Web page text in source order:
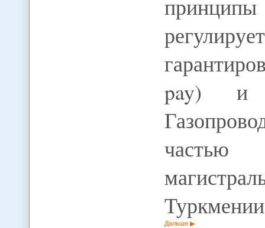
pay) и
частью
Дальше